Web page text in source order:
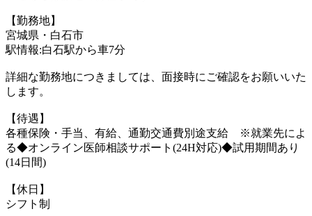
【勤務地】
宮城県・白石市
駅情報:白石駅から車7分
詳細な勤務地につきましては、面接時にご確認をお願いいた
します。
【待遇】
各種保険・手当、有給、通勤交通費別途支給 ※就業先によ
る◆オンライン医師相談サポート(24H対応)◆試用期間あり
(14日間)
【休日】
シフト制